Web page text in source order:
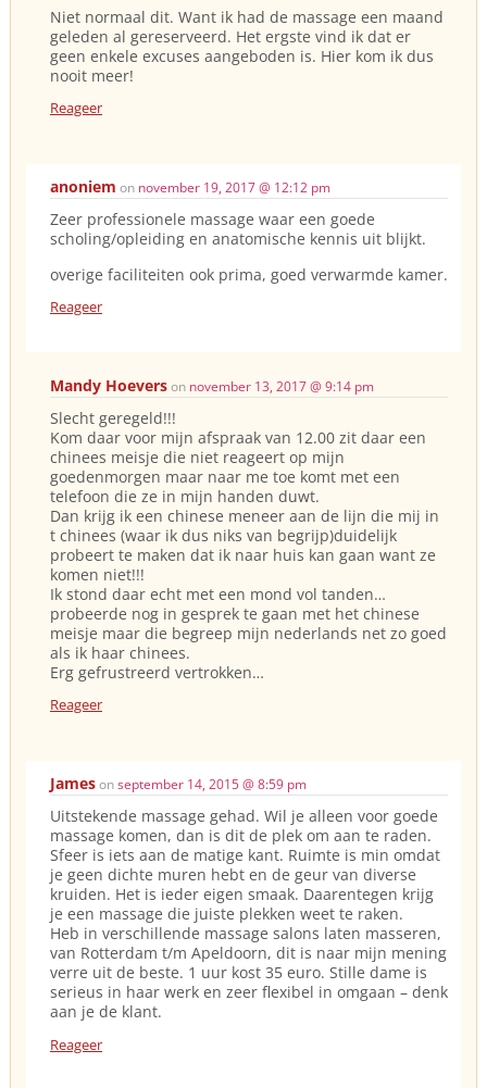
Niet normaal dit. Want ik had de massage een maand
geleden al gereserveerd. Het ergste vind ik dat er
geen enkele excuses aangeboden is. Hier kom ik dus
nooit meer!
Reageer
anoniem on november 19, 2017 @ 12:12 pm
Zeer professionele massage waar een goede
scholing/opleiding en anatomische kennis uit blijkt.
overige faciliteiten ook prima, goed verwarmde kamer.
Reageer
Mandy Hoeverson november 13, 2017 @ 9:14 pm
Slecht geregeld!!!
Kom daar voor mijn afspraak van 12.00 zit daar een
chinees meisje die niet reageert op mijn
goedenmorgen maar naar me toe komt met een
telefoon die ze in mijn handen duwt.
Dan krijg ik een chinese meneer aan de lijn die mij in
t chinees (waar ik dus niks van begrijp)duidelijk
probeert te maken dat ik naar huis kan gaan want ze
komen niet!!!
Ik stond daar echt met een mond vol tanden…
probeerde nog in gesprek te gaan met het chinese
meisje maar die begreep mijn nederlands net zo goed
als ik haar chinees.
Erg gefrustreerd vertrokken…
Reageer
Jamesonseptember 14, 2015 @ 8:59 pm
Uitstekende massage gehad. Wil je alleen voor goede
massage komen, dan is dit de plek om aan te raden.
Sfeer is iets aan de matige kant. Ruimte is min omdat
je geen dichte muren hebt en de geur van diverse
kruiden. Het is ieder eigen smaak. Daarentegen krijg
je een massage die juiste plekken weet te raken.
Heb in verschillende massage salons laten masseren,
van Rotterdam t/m Apeldoorn, dit is naar mijn mening
verre uit de beste. 1 uur kost 35 euro. Stille dame is
serieus in haar werk en zeer flexibel in omgaan – denk
aan je de klant.
Reageer